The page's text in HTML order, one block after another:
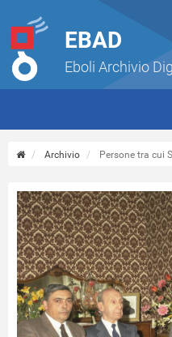
EBAD
Eboli Archivio
Archivio Persone tra cui